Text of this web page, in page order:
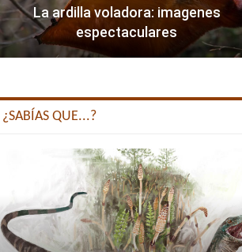
La ardilla voladora: imagenes
espectaculares
QUE...?